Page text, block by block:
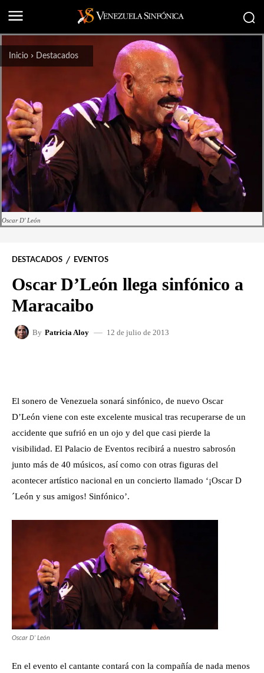
Inicio Destacados
Oscar D' León
DESTACADOS EVENTOS
Oscar D’León llega sinfónico a
Maracaibo
By Patricia Aloy 12 de julio de 2013
El sonero de Venezuela sonará sinfónico, de nuevo Oscar
D’León viene con este excelente musical tras recuperarse de un
accidente que sufrió en un ojo y del que casi pierde la
visibilidad. El Palacio de Eventos recibirá a nuestro sabrosón
junto más de 40 músicos, así como con otras figuras del
acontecer artístico nacional en un concierto llamado ‘¡Oscar D
´León y sus amigos! Sinfónico’.
Oscar D’ León
En el evento el cantante contará con la compañía de nada menos